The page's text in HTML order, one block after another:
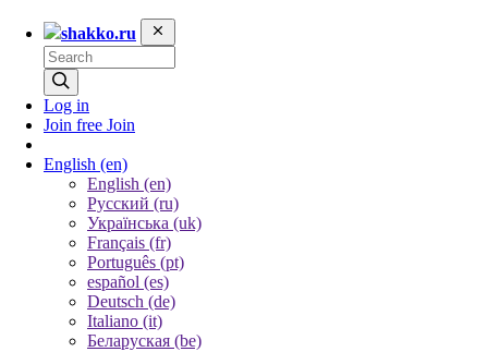
shakko.ru
Log in
Join free Join
English (en)
English (en)
Русский (ru)
Українська (uk)
Français (fr)
Português (pt)
español (es)
Deutsch (de)
Italiano (it)
Беларуская (be)